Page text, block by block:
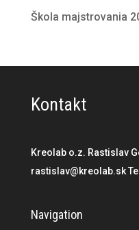
Škola majstrovania
Kontakt
Kreolab o.z. Rastislav
rastislav@kreolab.sk
Navigation